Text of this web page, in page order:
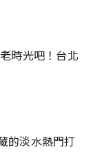
時光吧！台北
的淡水熱門打